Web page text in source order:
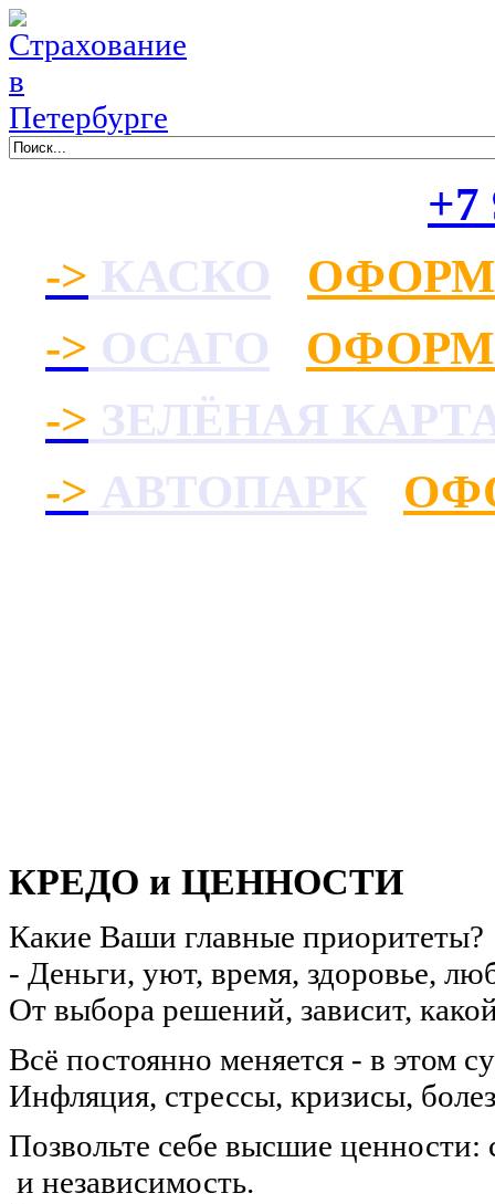
+7
-> КАСКО
-> ОСАГО
-> ЗЕЛЁНАЯ
-> АВТОПАРК
КРЕДО и ЦЕННОСТИ
Какие Ваши главные приоритеты?
- Деньги, уют, время, здоровье,
От выбора решений, зависит,
Всё постоянно меняется - в этом
Инфляция, стрессы, кризисы,
Позвольте себе высшие ценности:
и независимость.